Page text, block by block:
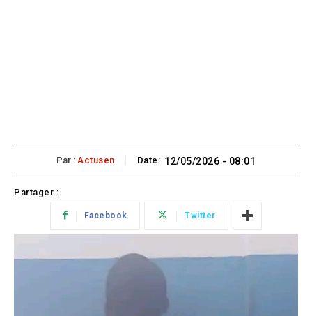
Par : Actusen Date: 12/05/2026 - 08:01
Partager :
Facebook Twitter